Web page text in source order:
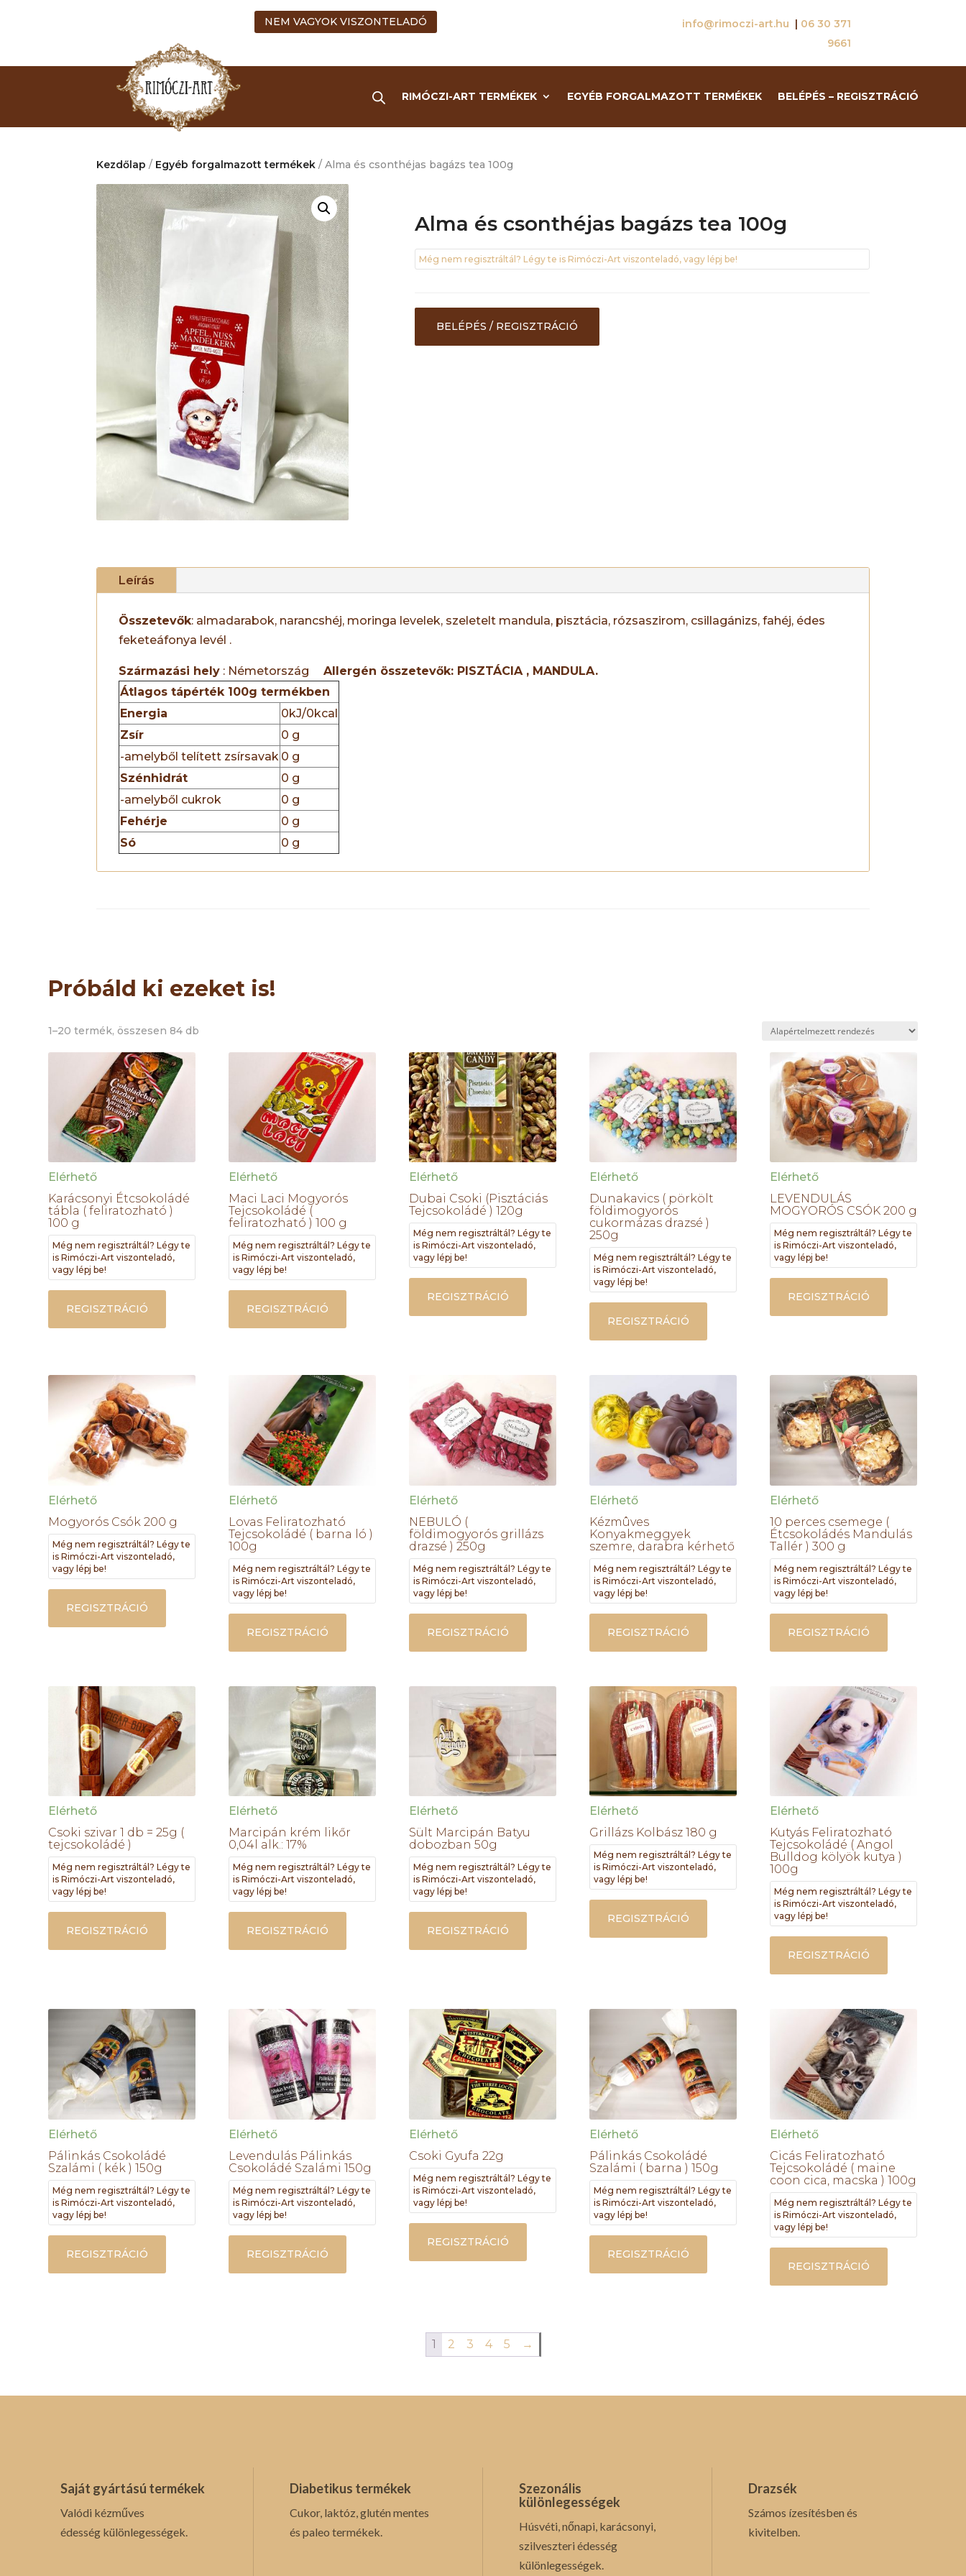
NEM VAGYOK VISZONTELADÓ info@rimoczi-art.hu | 06 30 371
9661
RIMÓCZI-ART TERMÉKEK EGYÉB FORGALMAZOTT TERMÉKEK BELÉPÉS – REGISZTRÁCIÓ
Kezdőlap / Egyéb forgalmazott termékek / Alma és csonthéjas bagázs tea 100g
Alma és csonthéjas bagázs tea 100g
Még nem regisztráltál? Légy te is Rimóczi-Art viszonteladó, vagy lépj be!
BELÉPÉS / REGISZTRÁCIÓ
Leírás
Összetevők: almadarabok, narancshéj, moringa levelek, szeletelt mandula, pisztácia, rózsaszirom, csillagánizs, fahéj, édes
feketeáfonya levél .
Származási hely : NémetországAllergén összetevők: PISZTÁCIA , MANDULA.
Átlagos tápérték 100g termékben
Energia
0kJ/0kcal
Zsír
0 g
-amelyből telített zsírsavak 0 g
Szénhidrát
0 g
-amelyből cukrok
0 g
Fehérje
0 g
Só
0 g
Próbáld ki ezeket is!
1–20 termék, összesen 84 db
Elérhető
Karácsonyi Étcsokoládé
tábla ( feliratozható )
100 g
Még nem regisztráltál? Légy te
is Rimóczi-Art viszonteladó,
vagy lépj be!
REGISZTRÁCIÓ
Elérhető
Maci Laci Mogyorós
Tejcsokoládé (
feliratozható ) 100 g
Még nem regisztráltál? Légy te
is Rimóczi-Art viszonteladó,
vagy lépj be!
REGISZTRÁCIÓ
Elérhető
Dubai Csoki (Pisztáciás
Tejcsokoládé ) 120g
Még nem regisztráltál? Légy te
is Rimóczi-Art viszonteladó,
vagy lépj be!
REGISZTRÁCIÓ
Elérhető
Dunakavics ( pörkölt
földimogyorós
cukormázas drazsé )
250g
Még nem regisztráltál? Légy te
is Rimóczi-Art viszonteladó,
vagy lépj be!
REGISZTRÁCIÓ
Elérhető
LEVENDULÁS
MOGYORÓS CSÓK 200 g
Még nem regisztráltál? Légy te
is Rimóczi-Art viszonteladó,
vagy lépj be!
REGISZTRÁCIÓ
Elérhető
Mogyorós Csók 200 g
Még nem regisztráltál? Légy te
is Rimóczi-Art viszonteladó,
vagy lépj be!
REGISZTRÁCIÓ
Elérhető
Lovas Feliratozható
Tejcsokoládé ( barna ló )
100g
Még nem regisztráltál? Légy te
is Rimóczi-Art viszonteladó,
vagy lépj be!
REGISZTRÁCIÓ
Elérhető
NEBULÓ (
földimogyorós grillázs
drazsé ) 250g
Még nem regisztráltál? Légy te
is Rimóczi-Art viszonteladó,
vagy lépj be!
REGISZTRÁCIÓ
Elérhető
Kézmûves
Konyakmeggyek
szemre, darabra kérhető
Még nem regisztráltál? Légy te
is Rimóczi-Art viszonteladó,
vagy lépj be!
REGISZTRÁCIÓ
Elérhető
10 perces csemege (
Étcsokoládés Mandulás
Tallér ) 300 g
Még nem regisztráltál? Légy te
is Rimóczi-Art viszonteladó,
vagy lépj be!
REGISZTRÁCIÓ
Elérhető
Csoki szivar 1 db = 25g (
tejcsokoládé )
Még nem regisztráltál? Légy te
is Rimóczi-Art viszonteladó,
vagy lépj be!
REGISZTRÁCIÓ
Elérhető
Marcipán krém likőr
0,04l alk.: 17%
Még nem regisztráltál? Légy te
is Rimóczi-Art viszonteladó,
vagy lépj be!
REGISZTRÁCIÓ
Elérhető
Sült Marcipán Batyu
dobozban 50g
Még nem regisztráltál? Légy te
is Rimóczi-Art viszonteladó,
vagy lépj be!
REGISZTRÁCIÓ
Elérhető
Grillázs Kolbász 180 g
Még nem regisztráltál? Légy te
is Rimóczi-Art viszonteladó,
vagy lépj be!
REGISZTRÁCIÓ
Elérhető
Kutyás Feliratozható
Tejcsokoládé ( Angol
Bulldog kölyök kutya )
100g
Még nem regisztráltál? Légy te
is Rimóczi-Art viszonteladó,
vagy lépj be!
REGISZTRÁCIÓ
Elérhető
Pálinkás Csokoládé
Szalámi ( kék ) 150g
Még nem regisztráltál? Légy te
is Rimóczi-Art viszonteladó,
vagy lépj be!
REGISZTRÁCIÓ
Elérhető
Levendulás Pálinkás
Csokoládé Szalámi 150g
Még nem regisztráltál? Légy te
is Rimóczi-Art viszonteladó,
vagy lépj be!
REGISZTRÁCIÓ
Elérhető
Csoki Gyufa 22g
Még nem regisztráltál? Légy te
is Rimóczi-Art viszonteladó,
vagy lépj be!
REGISZTRÁCIÓ
Elérhető
Pálinkás Csokoládé
Szalámi ( barna ) 150g
Még nem regisztráltál? Légy te
is Rimóczi-Art viszonteladó,
vagy lépj be!
REGISZTRÁCIÓ
Elérhető
Cicás Feliratozható
Tejcsokoládé ( maine
coon cica, macska ) 100g
Még nem regisztráltál? Légy te
is Rimóczi-Art viszonteladó,
vagy lépj be!
REGISZTRÁCIÓ
1 2 3 4 5 →
Saját gyártású termékek
Valódi kézműves
édesség különlegességek.
Diabetikus termékek
Cukor, laktóz, glutén mentes
és paleo termékek.
Szezonális
különlegességek
Húsvéti, nőnapi, karácsonyi,
szilveszteri édesség
különlegességek.
Drazsék
Számos ízesítésben és
kivitelben.